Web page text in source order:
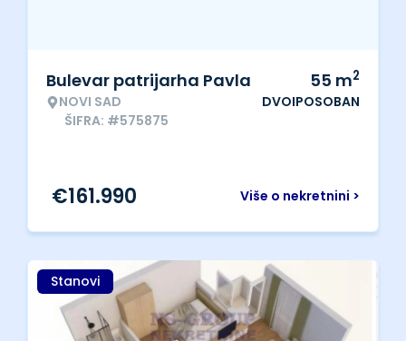
Bulevar patrijarha Pavla
NOVI SAD
ŠIFRA: #575875
55 m2
DVOIPOSOBAN
Više o nekretnini >
€161.990
Stanovi